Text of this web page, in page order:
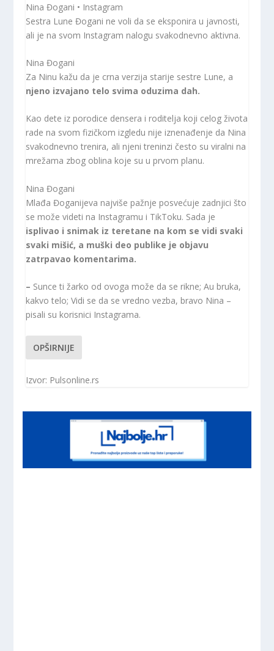
Nina Đogani • Instagram
Sestra Lune Đogani ne voli da se eksponira u javnosti,
ali je na svom Instagram nalogu svakodnevno aktivna.
Nina Đogani
Za Ninu kažu da je crna verzija starije sestre Lune, a
njeno izvajano telo svima oduzima dah.
Kao dete iz porodice densera i roditelja koji celog života
rade na svom fizičkom izgledu nije iznenađenje da Nina
svakodnevno trenira, ali njeni treninzi često su viralni na
mrežama zbog oblina koje su u prvom planu.
Nina Đogani
Mlađa Đoganijeva najviše pažnje posvećuje zadnjici što
se može videti na Instagramu i TikToku. Sada je
isplivao i snimak iz teretane na kom se vidi svaki
svaki mišić, a muški deo publike je objavu
zatrpavao komentarima.
– Sunce ti žarko od ovoga može da se rikne; Au bruka,
kakvo telo; Vidi se da se vredno vezba, bravo Nina –
pisali su korisnici Instagrama.
OPŠIRNIJE
Izvor: Pulsonline.rs